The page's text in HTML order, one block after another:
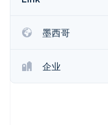
Identity
在线身份验证
墨西哥
企业